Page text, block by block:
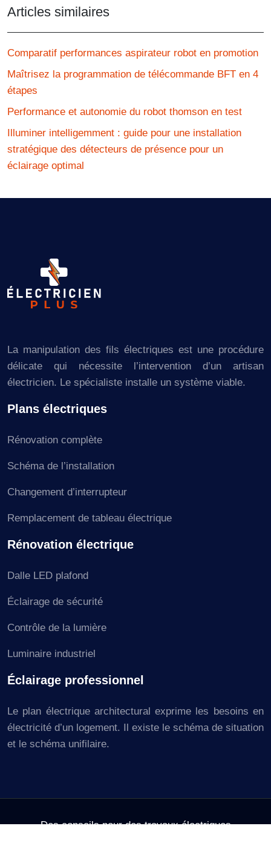
Articles similaires
Comparatif performances aspirateur robot en promotion
Maîtrisez la programmation de télécommande BFT en 4
étapes
Performance et autonomie du robot thomson en test
Illuminer intelligemment : guide pour une installation
stratégique des détecteurs de présence pour un
éclairage optimal
La manipulation des fils électriques est une procédure
délicate qui nécessite l’intervention d’un artisan
électricien. Le spécialiste installe un système viable.
Plans électriques
Rénovation complète
Schéma de l’installation
Changement d’interrupteur
Remplacement de tableau électrique
Rénovation électrique
Dalle LED plafond
Éclairage de sécurité
Contrôle de la lumière
Luminaire industriel
Éclairage professionnel
Le plan électrique architectural exprime les besoins en
électricité d’un logement. Il existe le schéma de situation
et le schéma unifilaire.
Des conseils pour des travaux électriques